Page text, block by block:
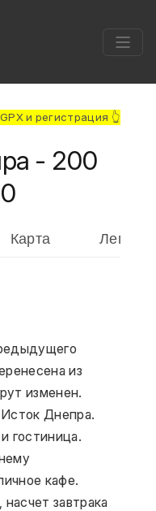
и регистрация 👆
- 200
Карта
из
изменен.
Днепра.
гостиница.
кафе.
завтрака